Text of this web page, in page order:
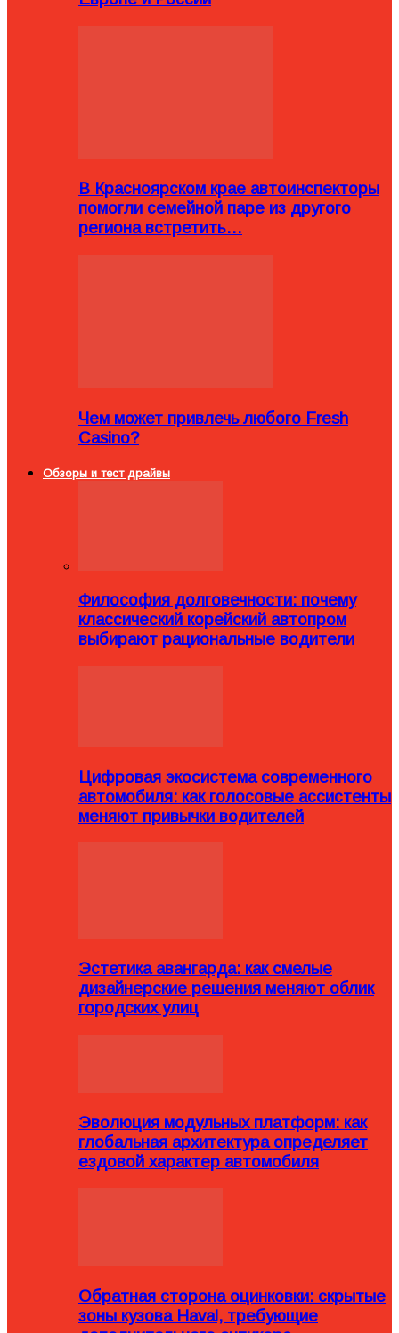
В Красноярском крае автоинспекторы
помогли семейной паре из другого
региона встретить…
Чем может привлечь любого Fresh
Casino?
Обзоры и тест драйвы
Философия долговечности: почему
классический корейский автопром
выбирают рациональные водители
Цифровая экосистема современного
автомобиля: как голосовые ассистенты
меняют привычки водителей
Эстетика авангарда: как смелые
дизайнерские решения меняют облик
городских улиц
Эволюция модульных платформ: как
глобальная архитектура определяет
ездовой характер автомобиля
Обратная сторона оцинковки: скрытые
зоны кузова Haval, требующие